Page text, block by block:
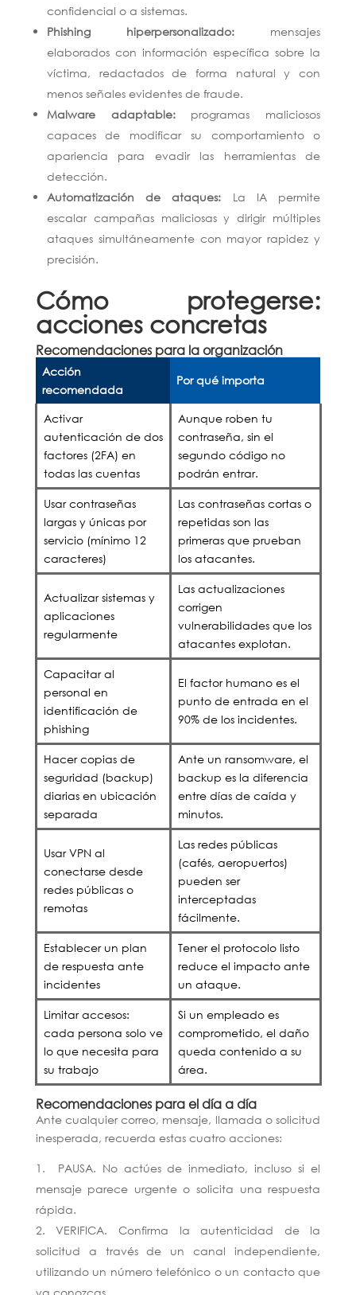
confidencial o a sistemas.
Phishing hiperpersonalizado: mensajes
elaborados con información específica sobre la
víctima, redactados de forma natural y con
menos señales evidentes de fraude.
Malware adaptable:programas maliciosos
capaces de modificar su comportamiento o
apariencia para evadir las herramientas de
detección.
Automatización de ataques: La IA permite
escalar campañas maliciosas y dirigir múltiples
ataques simultáneamente con mayor rapidez y
precisión.
Cómo protegerse:
acciones concretas
Recomendaciones para la organización
Acción
recomendada
Por qué importa
Activar
autenticación de dos
factores (2FA) en
todas las cuentas
Aunque roben tu
contraseña, sin el
segundo código no
podrán entrar.
Usar contraseñas
largas y únicas por
servicio (mínimo 12
caracteres)
Las contraseñas cortas o
repetidas son las
primeras que prueban
los atacantes.
Actualizar sistemas y
aplicaciones
regularmente
Las actualizaciones
corrigen
vulnerabilidades que los
atacantes explotan.
Capacitar al
personal en
identificación de
phishing
El factor humano es el
punto de entrada en el
90% de los incidentes.
Hacer copias de
seguridad (backup)
diarias en ubicación
separada
Ante un ransomware, el
backup es la diferencia
entre días de caída y
minutos.
Usar VPN al
conectarse desde
redes públicas o
remotas
Las redes públicas
(cafés, aeropuertos)
pueden ser
interceptadas
fácilmente.
Establecer un plan
de respuesta ante
incidentes
Tener el protocolo listo
reduce el impacto ante
un ataque.
Limitar accesos:
cada persona solo ve
lo que necesita para
su trabajo
Si un empleado es
comprometido, el daño
queda contenido a su
área.
Recomendaciones para el día a día
Ante cualquier correo, mensaje, llamada o solicitud
inesperada, recuerda estas cuatro acciones:
PAUSA. No actúes de inmediato, incluso si el
mensaje parece urgente o solicita una respuesta
rápida.
VERIFICA. Confirma la autenticidad de la
solicitud a través de un canal independiente,
utilizando un número telefónico o un contacto que
ya conozcas.